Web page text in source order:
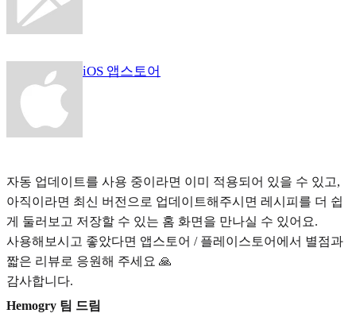
iOS 앱스토어
자동 업데이트를 사용 중이라면 이미 적용되어 있을 수 있고,
아직이라면 최신 버전으로 업데이트해주시면 레시피를 더 쉽
게 둘러보고 저장할 수 있는 홈 화면을 만나실 수 있어요.
사용해보시고 좋았다면 앱스토어 / 플레이스토어에서 별점과
짧은 리뷰로 응원해 주세요 🙏
감사합니다.
Hemogry 팀 드림